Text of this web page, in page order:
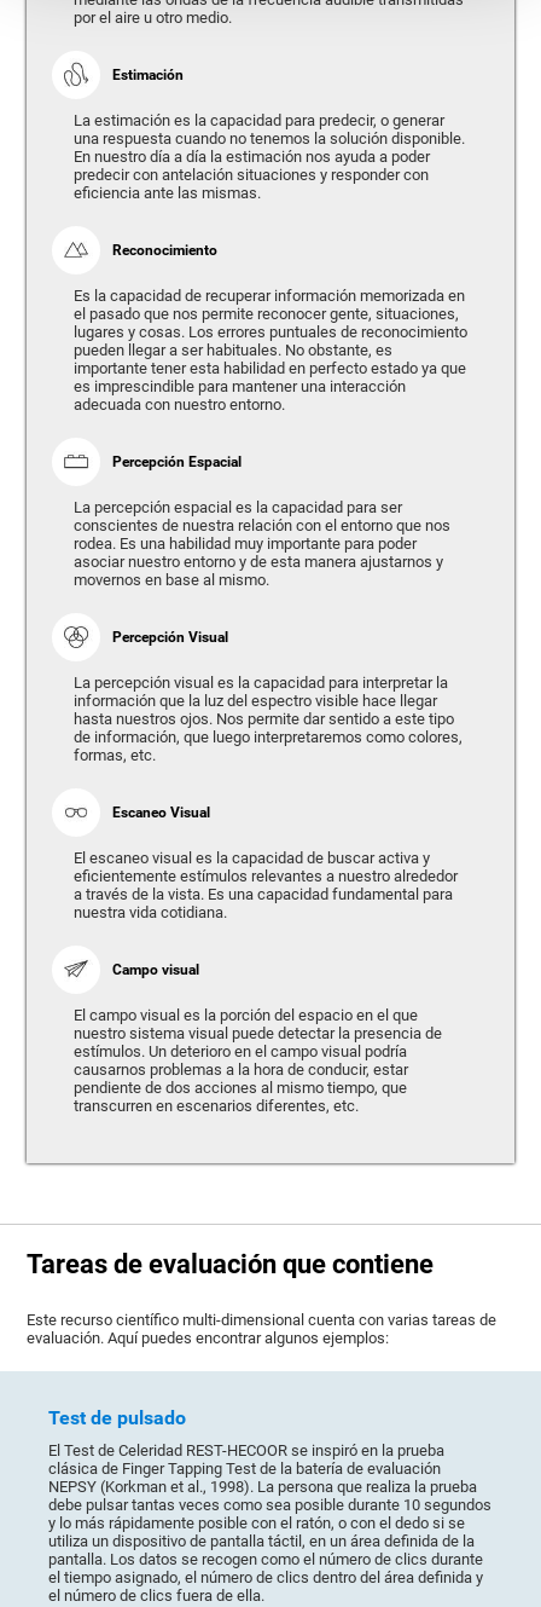
por el aire u otro medio.
Estimación
La estimación es la capacidad para predecir, o generar
una respuesta cuando no tenemos la solución disponible.
En nuestro día a día la estimación nos ayuda a poder
predecir con antelación situaciones y responder con
eficiencia ante las mismas.
Reconocimiento
Es la capacidad de recuperar información memorizada en
el pasado que nos permite reconocer gente, situaciones,
lugares y cosas. Los errores puntuales de reconocimiento
pueden llegar a ser habituales. No obstante, es
importante tener esta habilidad en perfecto estado ya que
es imprescindible para mantener una interacción
adecuada con nuestro entorno.
Percepción Espacial
La percepción espacial es la capacidad para ser
conscientes de nuestra relación con el entorno que nos
rodea. Es una habilidad muy importante para poder
asociar nuestro entorno y de esta manera ajustarnos y
movernos en base al mismo.
Percepción Visual
La percepción visual es la capacidad para interpretar la
información que la luz del espectro visible hace llegar
hasta nuestros ojos. Nos permite dar sentido a este tipo
de información, que luego interpretaremos como colores,
formas, etc.
Escaneo Visual
El escaneo visual es la capacidad de buscar activa y
eficientemente estímulos relevantes a nuestro alrededor
a través de la vista. Es una capacidad fundamental para
nuestra vida cotidiana.
Campo visual
El campo visual es la porción del espacio en el que
nuestro sistema visual puede detectar la presencia de
estímulos. Un deterioro en el campo visual podría
causarnos problemas a la hora de conducir, estar
pendiente de dos acciones al mismo tiempo, que
transcurren en escenarios diferentes, etc.
Tareas de evaluación que contiene
Este recurso científico multi-dimensional cuenta con varias tareas de
evaluación. Aquí puedes encontrar algunos ejemplos:
Test de pulsado
El Test de Celeridad REST-HECOOR se inspiró en la prueba
clásica de Finger Tapping Test de la batería de evaluación
NEPSY (Korkman et al., 1998). La persona que realiza la prueba
debe pulsar tantas veces como sea posible durante 10 segundos
y lo más rápidamente posible con el ratón, o con el dedo si se
utiliza un dispositivo de pantalla táctil, en un área definida de la
pantalla. Los datos se recogen como el número de clics durante
el tiempo asignado, el número de clics dentro del área definida y
el número de clics fuera de ella.